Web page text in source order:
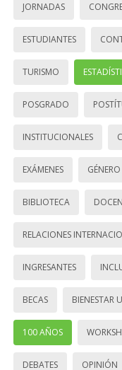
JORNADAS
ESTUDIANTES
TURISMO
POSGRADO
INSTITUCIONALES
EXÁMENES GÉNERO
BIBLIOTECA
RELACIONES
INGRESANTES
BECAS BIENESTAR
100 AÑOS
DEBATES OPINIÓN